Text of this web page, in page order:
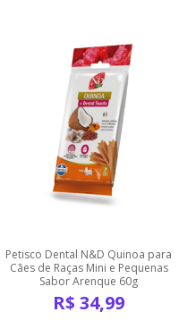
Petisco Dental N&D Quinoa para
Cães de Raças Mini e Pequenas
Sabor Arenque 60g
R$ 34,99